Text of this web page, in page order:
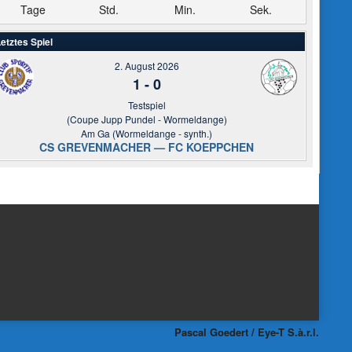
Tage Std. Min. Sek.
Spiel
2. August 2026
1 -0
Testspiel
(Coupe Jupp Pundel - Wormeldange)
Am Ga (Wormeldange - synth.)
CS GREVENMACHER — FC KOEPPCHEN
Pascal Goedert / Eye-T S.à.r.l.